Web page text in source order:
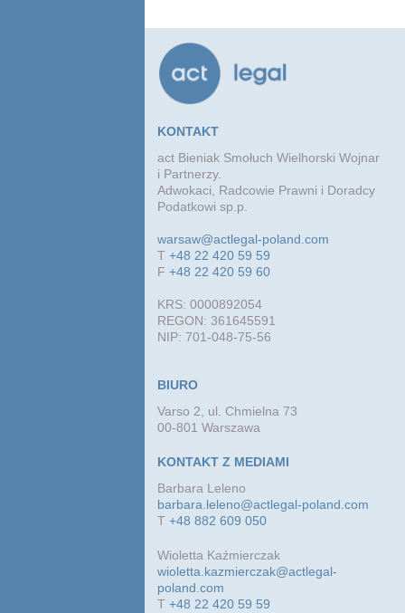
KONTAKT
act Bieniak Smołuch Wielhorski Wojnar
i Partnerzy.
Adwokaci, Radcowie Prawni i Doradcy
Podatkowi sp.p.
warsaw@actlegal-poland.com
T+48 22 420 59 59
F+48 22 420 59 60
KRS: 0000892054
REGON: 361645591
NIP: 701-048-75-56
BIURO
Varso 2, ul. Chmielna 73
00-801 Warszawa
KONTAKT Z MEDIAMI
Barbara Leleno
barbara.leleno@actlegal-poland.com
T+48 882 609 050
Wioletta Kaźmierczak
wioletta.kazmierczak@actlegal-
poland.com
T+48 22 420 59 59